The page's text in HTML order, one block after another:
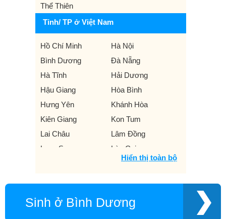
Thể Thiên
Tỉnh/ TP ở Việt Nam
Hồ Chí Minh
Hà Nội
Bình Dương
Đà Nẵng
Hà Tĩnh
Hải Dương
Hậu Giang
Hòa Bình
Hưng Yên
Khánh Hòa
Kiên Giang
Kon Tum
Lai Châu
Lâm Đồng
Lạng Sơn
Lào Cai
Nghệ An
Quảng Bình
Quảng Nam
Hiển thị toàn bộ
Sinh ở Bình Dương